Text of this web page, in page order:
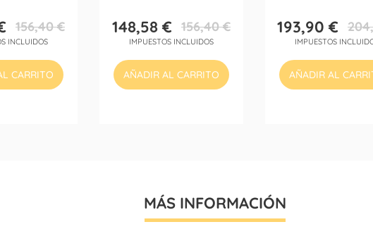
Precio
Precio
base
156,40 €
INCLUIDOS
CARRITO
Precio
148,58 €Precio
base
156,40 €
IMPUESTOS INCLUIDOS
AÑADIR AL CARRITO
Precio
193,90 €Precio
base
IMPUESTOS
AÑADIR AL
MÁS INFORMACIÓN